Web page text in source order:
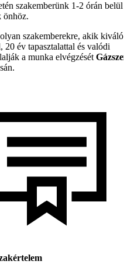
szakemberünk 1-2 órán belül
önhöz.
szakemberekre, akik kiváló
20 év tapasztalattal és valódi
a munka elvégzését